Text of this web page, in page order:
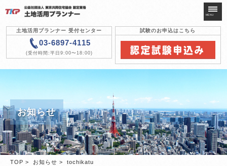
土地活用プランナー 受付センター
03-6897-4115
(受付時間:平日9:00〜18:00)
試験のお申込はこちら
対策講座について
認定登録について
次回開催試験
新規・更新
MENU
お知らせ
TOP > お知らせ > tochikatu